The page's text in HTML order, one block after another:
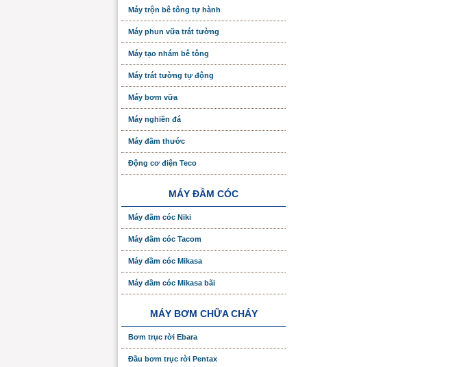
Máy trộn bê tông tự hành
Máy phun vữa trát tường
Máy tạo nhám bê tông
Máy trát tường tự động
Máy bơm vữa
Máy nghiền đá
Máy đầm thước
Động cơ điện Teco
MÁY ĐẦM CÓC
Máy đầm cóc Niki
Máy đầm cóc Tacom
Máy đầm cóc Mikasa
Máy đầm cóc Mikasa bãi
MÁY BƠM CHỮA CHÁY
Bơm trục rời Ebara
Đầu bơm trục rời Pentax